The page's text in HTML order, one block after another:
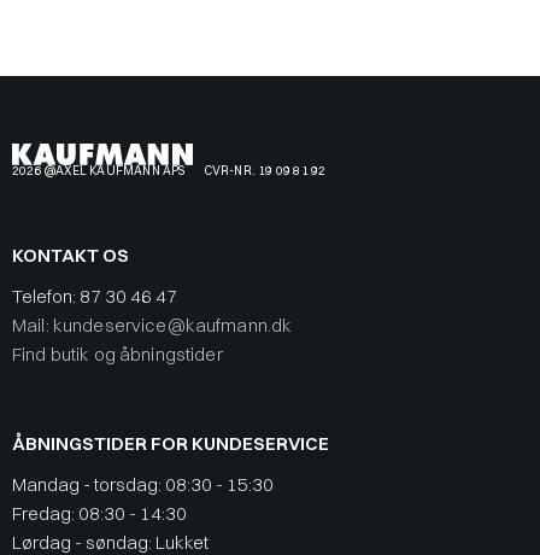
2026 @AXEL KAUFMANN APS CVR-NR. 19 09 81 92
KONTAKT OS
Telefon: 87 30 46 47
Mail: kundeservice@kaufmann.dk
Find butik og åbningstider
ÅBNINGSTIDER FOR KUNDESERVICE
Mandag - torsdag: 08:30 - 15:30
Fredag: 08:30 - 14:30
Lørdag - søndag: Lukket